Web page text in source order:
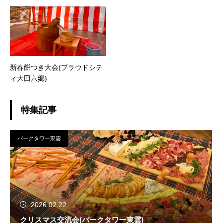
新春餅つき大会(プラウドシテ
ィ大田六郷)
特集記事
パークタワー東雲
2026.02.22
クリスマス交流会(パークタワー東雲)